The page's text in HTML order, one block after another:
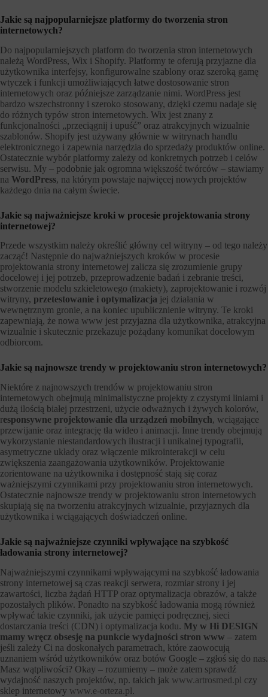
Jakie są najpopularniejsze platformy do tworzenia stron
internetowych?
Do najpopularniejszych platform do tworzenia stron internetowych
należą WordPress, Wix i Shopify. Platformy te oferują przyjazne dla
użytkownika interfejsy, konfigurowalne szablony oraz szeroką gamę
wtyczek i funkcji umożliwiających łatwe dostosowanie stron
internetowych oraz późniejsze zarządzanie nimi. WordPress jest
bardzo wszechstronny i szeroko stosowany, dzięki czemu nadaje się
do różnych typów stron internetowych. Wix jest znany z
funkcjonalności „przeciągnij i upuść” oraz atrakcyjnych wizualnie
szablonów. Shopify jest używany głównie w witrynach handlu
elektronicznego i zapewnia narzędzia do sprzedaży produktów online.
Ostatecznie wybór platformy zależy od konkretnych potrzeb i celów
serwisu. My – podobnie jak ogromna większość twórców – stawiamy
na WordPress, na którym powstaje najwięcej nowych projektów
każdego dnia na całym świecie.
Jakie są najważniejsze kroki w procesie projektowania strony
internetowej?
Przede wszystkim należy określić główny cel witryny – od tego należy
zacząć! Następnie do najważniejszych kroków w procesie
projektowania strony internetowej zalicza się zrozumienie grupy
docelowej i jej potrzeb, przeprowadzenie badań i zebranie treści,
stworzenie modelu szkieletowego (makiety), zaprojektowanie i rozwój
witryny, przetestowanie i optymalizacja jej działania w
wewnętrznym gronie, a na koniec upublicznienie witryny. Te kroki
zapewniają, że nowa www jest przyjazna dla użytkownika, atrakcyjna
wizualnie i skutecznie przekazuje pożądany komunikat docelowym
odbiorcom.
Jakie są najnowsze trendy w projektowaniu stron internetowych?
Niektóre z najnowszych trendów w projektowaniu stron
internetowych obejmują minimalistyczne projekty z czystymi liniami i
dużą ilością białej przestrzeni, użycie odważnych i żywych kolorów,
responsywne projektowanie dla urządzeń mobilnych, wciągające
przewijanie oraz integrację tła wideo i animacji. Inne trendy obejmują
wykorzystanie niestandardowych ilustracji i unikalnej typografii,
asymetryczne układy oraz włączenie mikrointerakcji w celu
zwiększenia zaangażowania użytkowników. Projektowanie
zorientowane na użytkownika i dostępność stają się coraz
ważniejszymi czynnikami przy projektowaniu stron internetowych.
Ostatecznie najnowsze trendy w projektowaniu stron internetowych
skupiają się na tworzeniu atrakcyjnych wizualnie, przyjaznych dla
użytkownika i wciągających doświadczeń online.
Jakie są najważniejsze czynniki wpływające na szybkość
ładowania strony internetowej?
Najważniejszymi czynnikami wpływającymi na szybkość ładowania
strony internetowej są czas reakcji serwera, rozmiar strony i jej
zawartości, liczba żądań HTTP oraz optymalizacja obrazów, a także
pozostałych plików. Ponadto na szybkość ładowania mogą również
wpływać takie czynniki, jak użycie pamięci podręcznej, sieci
dostarczania treści (CDN) i optymalizacja kodu. My w Hi DESIGN
mamy wręcz obsesję na punkcie wydajności stron www – zatem
jeśli zależy Ci na doskonałych parametrach, które zaowocują
uznaniem wśród użytkowników oraz botów Google – zgłoś się do nas.
Masz wątpliwości? Okay – rozumiemy – może zatem sprawdź
wydajność naszych projektów, np. takich jak www.artrosmed.pl czy
sklep internetowy www.e-orteza.pl.